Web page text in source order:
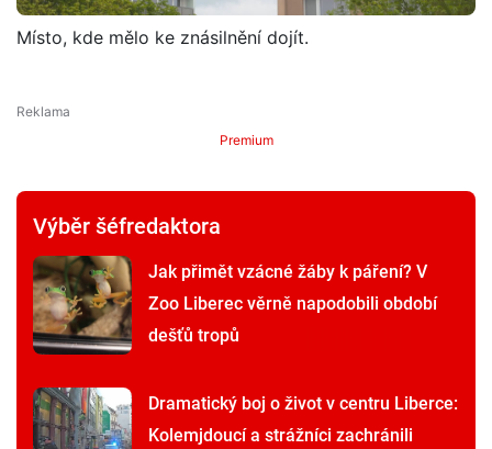
Místo, kde mělo ke znásilnění dojít.
Premium
Výběr šéfredaktora
Jak přimět vzácné žáby k páření? V
Zoo Liberec věrně napodobili období
dešťů tropů
Dramatický boj o život v centru Liberce:
Kolemjdoucí a strážníci zachránili